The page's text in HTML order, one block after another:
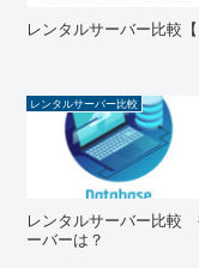
レンタルサーバー比較
レンタルサーバー比較
レンタルサーバー比較
ーバーは？